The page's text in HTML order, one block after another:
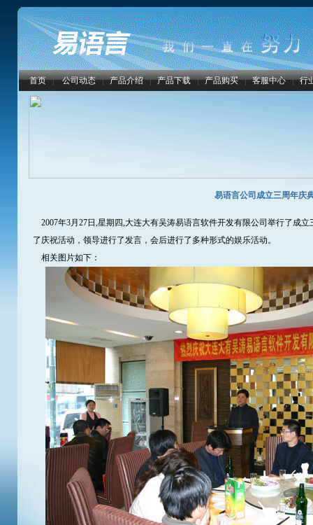
首页 | 公司动态 | 产品介绍 | 产品下载 | 产品购买 | 客服中心 | 行
易语言公司成立三周年庆
2007年3月27日,星期四,大连大有吴涛易语言软件开发有限公司举行了成
了庆祝活动，领导进行了发言，会后进行了多种形式的娱乐活动。
相关图片如下：